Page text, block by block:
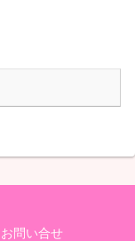
お問い合せ